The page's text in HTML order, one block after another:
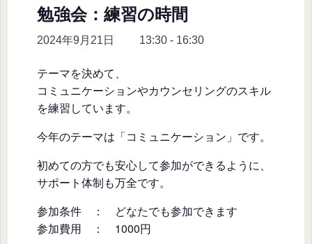
勉強会：練習の時間
2024年9月21日 13:30 - 16:30
テーマを決めて、
コミュニケーションやカウンセリングのスキル
を練習しています。
今年のテーマは「コミュニケーション」です。
初めての方でも安心して参加ができるように、
サポート体制も万全です。
参加条件 ： どなたでも参加できます
参加費用 ： 1000円